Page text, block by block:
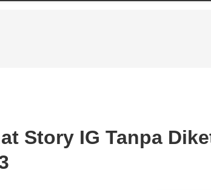
Story IG Tanpa